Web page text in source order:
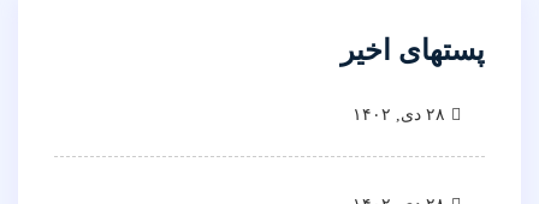
پستهای اخیر
۲۸ دی, ۱۴۰۲